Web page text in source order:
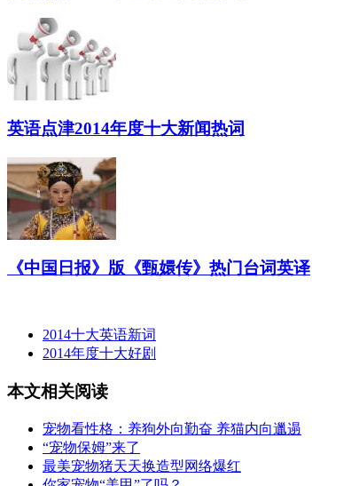
英语点津2014年度十大新闻热词
《中国日报》版《甄嬛传》热门台词英译
2014十大英语新词
2014年度十大好剧
本文相关阅读
宠物看性格：养狗外向勤奋 养猫内向邋遢
“宠物保姆”来了
最美宠物猪天天换造型网络爆红